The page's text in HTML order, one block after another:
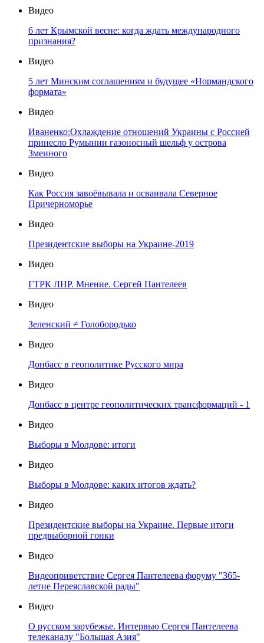
Видео
6 лет Крымской весне: когда ждать международного
признания?
Видео
5 лет Минским соглашениям и будущее «Нормандского
формата»
Видео
Иваненко:Охлаждение отношений Украины с Россией
принесло Румынии газоносный шельф у острова
Змеиного
Видео
Как Россия завоёвывала и осваивала Северное
Причерноморье
Видео
Президентские выборы на Украине-2019
Видео
ГТРК ЛНР. Мнение. Сергей Пантелеев
Видео
Зеленский ≠ Голобородько
Видео
Донбасс в геополитике Русского мира
Видео
Донбасс в центре геополитических трансформаций - 1
Видео
Выборы в Молдове: итоги
Видео
Выборы в Молдове: каких итогов ждать?
Видео
Президентские выборы на Украине. Первые итоги
предвыборной гонки
Видео
Видеоприветствие Сергея Пантелеева форуму "365-
летие Переяславской рады"
Видео
О русском зарубежье. Интервью Сергея Пантелеева
телеканалу "Большая Азия"